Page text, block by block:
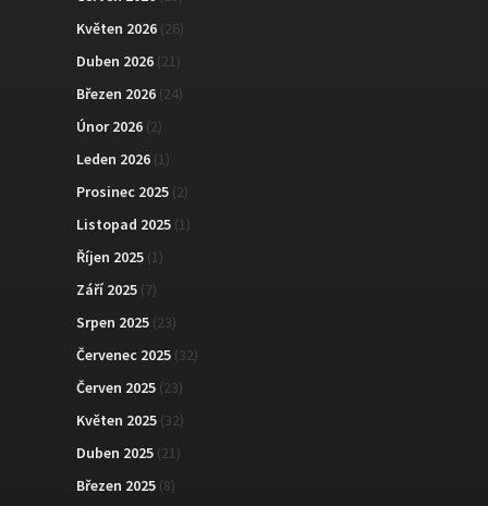
Květen 2026 (26)
Duben 2026 (21)
Březen 2026 (24)
Únor 2026 (2)
Leden 2026 (1)
Prosinec 2025 (2)
Listopad 2025 (1)
Říjen 2025 (1)
Září 2025 (7)
Srpen 2025 (23)
Červenec 2025 (32)
Červen 2025 (23)
Květen 2025 (32)
Duben 2025 (21)
Březen 2025 (8)